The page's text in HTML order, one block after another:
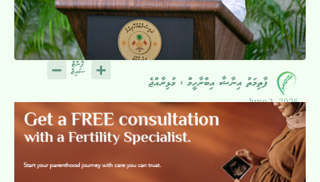
ފާތިމަތު އިނާޝާ އިބްރާހީމް ، މުޅިރާއްޖެ
June 1, 2026